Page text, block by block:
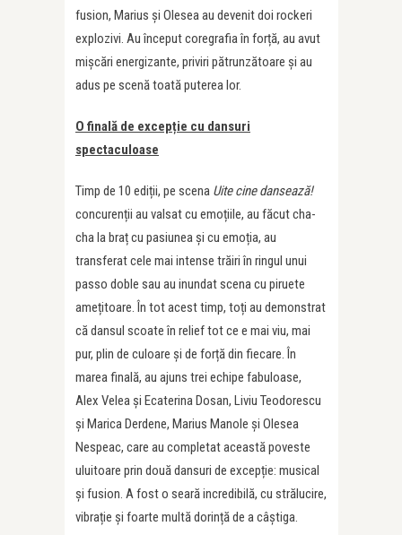
fusion, Marius și Olesea au devenit doi rockeri
explozivi. Au început coregrafia în forță, au avut
mișcări energizante, priviri pătrunzătoare și au
adus pe scenă toată puterea lor.
O finală de excepție cu dansuri
spectaculoase
Timp de 10 ediții, pe scena Uite cine dansează!
concurenții au valsat cu emoțiile, au făcut cha-
cha la braț cu pasiunea și cu emoția, au
transferat cele mai intense trăiri în ringul unui
passo doble sau au inundat scena cu piruete
amețitoare. În tot acest timp, toți au demonstrat
că dansul scoate în relief tot ce e mai viu, mai
pur, plin de culoare și de forță din fiecare. În
marea finală, au ajuns trei echipe fabuloase,
Alex Velea și Ecaterina Dosan, Liviu Teodorescu
și Marica Derdene, Marius Manole și Olesea
Nespeac, care au completat această poveste
uluitoare prin două dansuri de excepție: musical
și fusion. A fost o seară incredibilă, cu strălucire,
vibrație și foarte multă dorință de a câștiga.